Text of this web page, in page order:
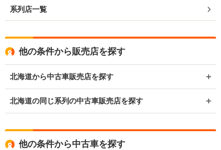
系列店一覧
他の条件から販売店を探す
北海道から中古車販売店を探す
北海道の同じ系列の中古車販売店を探す
他の条件から中古車を探す